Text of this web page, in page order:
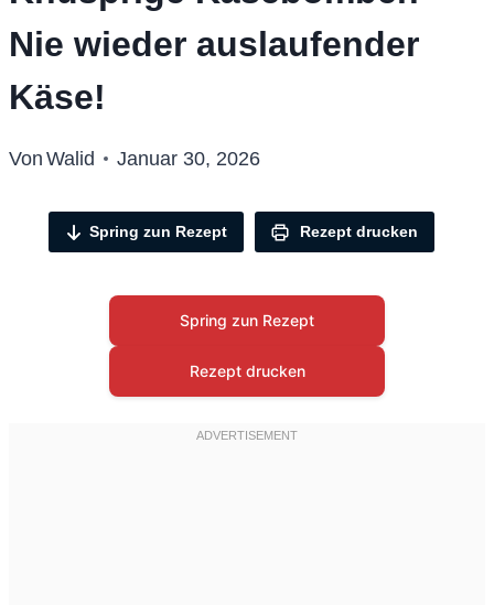
Nie wieder auslaufender
Käse!
Von Walid Januar 30, 2026
Spring zun Rezept Rezept drucken
Spring zun Rezept
Rezept drucken